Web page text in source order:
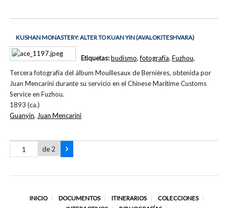
KUSHAN MONASTERY: ALTER TO KUAN YIN (AVALOKITESHVARA)
Tercera fotografía del álbum Mouillesaux de Bernières, obtenida por
Juan Mencarini durante su servicio en el Chinese Maritime Customs
Service en Fuzhou.
1893 (ca.)
Etiquetas:budismo,fotografía, Fuzhou,
Guanyin, Juan Mencarini
de 2
INICIO DOCUMENTOS ITINERARIOS
COLECCIONES